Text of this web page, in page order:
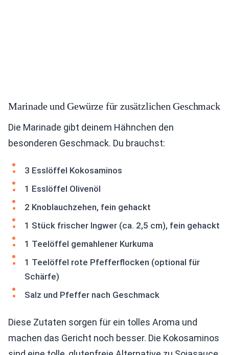
Marinade und Gewürze für zusätzlichen Geschmack
Die Marinade gibt deinem Hähnchen den
besonderen Geschmack. Du brauchst:
3 Esslöffel Kokosaminos
1 Esslöffel Olivenöl
2 Knoblauchzehen, fein gehackt
1 Stück frischer Ingwer (ca. 2,5 cm), fein gehackt
1 Teelöffel gemahlener Kurkuma
1 Teelöffel rote Pfefferflocken (optional für
Schärfe)
Salz und Pfeffer nach Geschmack
Diese Zutaten sorgen für ein tolles Aroma und
machen das Gericht noch besser. Die Kokosaminos